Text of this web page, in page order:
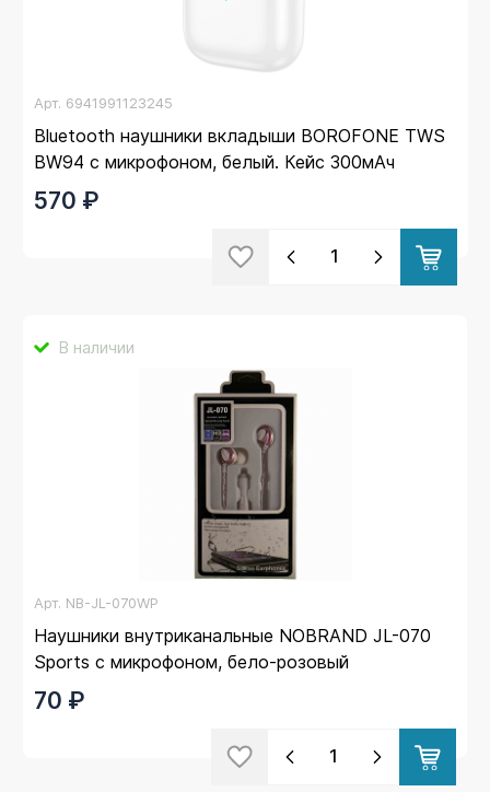
Арт. 6941991123245
Bluetooth наушники вкладыши BOROFONE TWS
BW94 с микрофоном, белый. Кейс 300мАч
570 ₽
В наличии
Арт. NB-JL-070WP
Наушники внутриканальные NOBRAND JL-070
Sports с микрофоном, бело-розовый
70 ₽